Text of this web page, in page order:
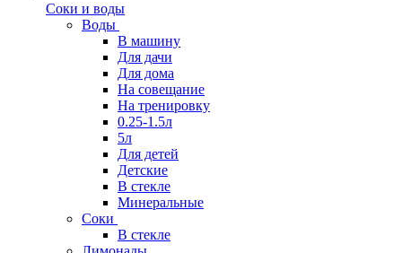
Соки и воды
Воды
В машину
Для дачи
Для дома
На совещание
На тренировку
0.25-1.5л
5л
Для детей
Детские
В стекле
Минеральные
Соки
В стекле